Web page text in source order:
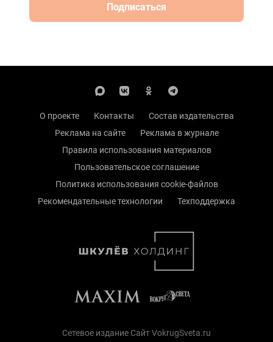
Подписаться
О проекте Контакты
Состав издательства
Реклама на сайте
Реклама в журнале
Правила использования материалов
Пользовательское соглашение
Политика использования cookie-файлов
Рекомендательные технологии
Техподдержка
Сетевое издание Сайт VokrugSveta.ru